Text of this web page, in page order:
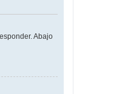
Abajo